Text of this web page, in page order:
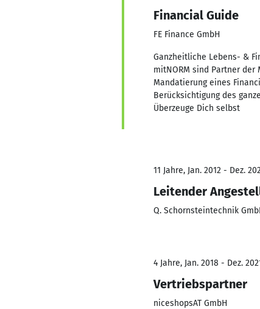
Financial Guide
FE Finance GmbH
Ganzheitliche Lebens- &
mitNORM sind Partner
Mandatierung eines
Berücksichtigung des
Überzeuge Dich selbst
11 Jahre, Jan. 2012 - Dez.
Leitender
Q. Schornsteintechnik
4 Jahre, Jan. 2018 - Dez.
Vertriebspartner
niceshopsAT GmbH